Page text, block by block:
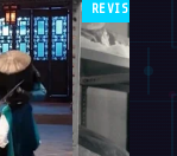
REVISTA